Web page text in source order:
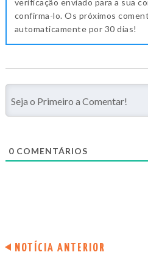
confirma-lo. Os próximos
automaticamente por 30 dias!
0 COMENTÁRIOS
NOTÍCIA ANTERIOR